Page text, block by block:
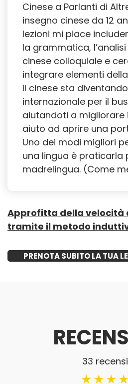
Cinese a Parlanti di
insegno cinese da 12
lezioni mi piace
la grammatica,
cinese colloquiale e
integrare elementi
Il cinese sta
internazionale per il
aiutandoti a migliorare
aiuto ad aprire una
Uno dei modi migliori
una lingua è praticarla
madrelingua. (Come
Approfitta della velocità
tramite il metodo
PRENOTA SUBITO LA TUA
33